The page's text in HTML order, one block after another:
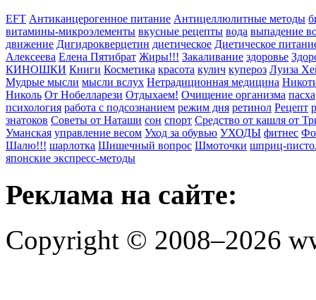
EFT Антиканцерогенное питание Антицеллюлитные методы
витамины-микроэлементы вкусные рецепты вода выпадение
движение Дигидрокверцетин диетическое Диетическое
Алексеева Елена Пятибрат Жиры!!! Закаливание здоровье
КИНОШКИ Книги Косметика красота кулич купероз Луиза
Мудрые мысли мысли вслух Нетрадиционная медицина
Николь От Нобелларези Отдыхаем! Очищение организма пасха
психология работа с подсознанием режим дня ретинол Рецепт
знатоков Советы от Наташи сон спорт Средство от кашля от
Уманская управление весом Уход за обувью УХОДЫ фитнес
Шалю!!! шарлотка Шишечный вопрос Шмоточки шприц-
японские экспресс-методы
Реклама на сайте:
Copyright © 2008–2026